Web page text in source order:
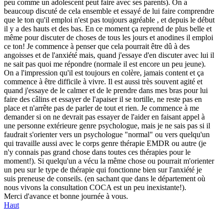
peu comme un adolescent peut faire avec ses parents). On a
beaucoup discuté de cela ensemble et essayé de lui faire comprendre
que le ton qu'il emploi n'est pas toujours agréable , et depuis le début
il y a des hauts et des bas. En ce moment ça reprend de plus belle et
même pour discuter de choses de tous les jours et anodines il emploi
ce ton! Je commence à penser que cela pourrait être dû à des
angoisses et de l'anxiété mais, quand j'essaye d'en discuter avec lui il
ne sait pas quoi me répondre (normale il est encore un peu jeune).
On a l'impression qu'il est toujours en colère, jamais content et ça
commence à être difficile à vivre. Il est aussi très souvent agité et
quand j'essaye de le calmer et de le prendre dans mes bras pour lui
faire des câlins et essayer de l'apaiser il se tortille, ne reste pas en
place et n'arrête pas de parler de tout et rien. Je commence à me
demander si on ne devrait pas essayer de l'aider en faisant appel à
une personne extérieure genre psychologue, mais je ne sais pas si il
faudrait s'orienter vers un psychologue "normal" ou vers quelqu'un
qui travaille aussi avec le corps genre thérapie EMDR ou autre (je
n'y connais pas grand chose dans toutes ces thérapies pour le
moment!). Si quelqu'un a vécu la même chose ou pourrait m'orienter
un peu sur le type de thérapie qui fonctionne bien sur l'anxiété je
suis preneuse de conseils. (en sachant que dans le département où
nous vivons la consultation COCA est un peu inexistante!).
Merci d'avance et bonne journée à vous.
Haut